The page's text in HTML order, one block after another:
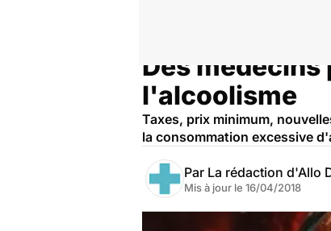
Des
l'alcoolisme
Taxes, prix minimum,
la consommation excessive
Par La rédaction d'Allo
Mis à jour le 16/04/2018